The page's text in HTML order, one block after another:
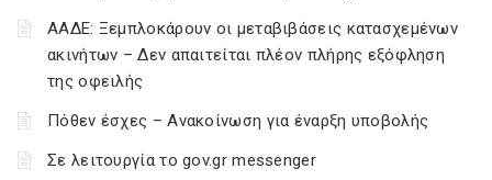
ΑΑΔΕ: Ξεμπλοκάρουν οι μεταβιβάσεις κατασχεμένων
ακινήτων – Δεν απαιτείται πλέον πλήρης εξόφληση
της οφειλής
Πόθεν έσχες – Ανακοίνωση για έναρξη υποβολής
Σε λειτουργία το gov.gr messenger